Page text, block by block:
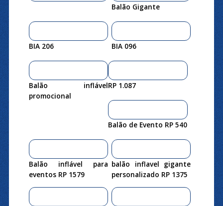
Balão Gigante
BIA 206 BIA 096
Balão inflável
promocional
RP 1.087
Balão de Evento RP 540
Balão inflável para
eventos RP 1579
balão inflavel gigante
personalizado RP 1375